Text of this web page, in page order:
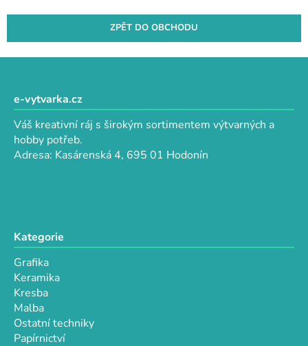
ZPĚT DO OBCHODU
e-vytvarka.cz
Váš kreativní ráj s širokým sortimentem výtvarných a
hobby potřeb.
Adresa: Kasárenská 4, 695 01 Hodonín
Kategorie
Grafika
Keramika
Kresba
Malba
Ostatní techniky
Papírnictví